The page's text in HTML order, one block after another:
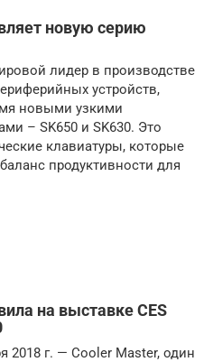
новую серию
лидер в производстве
устройств,
новыми узкими
– SK650 и SK630. Это
клавиатуры, которые
продуктивности для
на выставке CES
2018 г. — Cooler Master, один